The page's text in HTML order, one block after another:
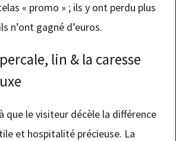
« promo » ; ils y ont perdu plus
n’ont gagné d’euros.
lin & la caresse
que le visiteur décèle la différence
et hospitalité précieuse. La